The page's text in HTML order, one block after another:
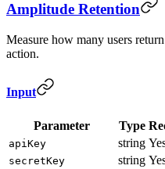
Amplitude Retention
Measure how many users
action.
Input
Parameter Type
apiKey string
secretKey string